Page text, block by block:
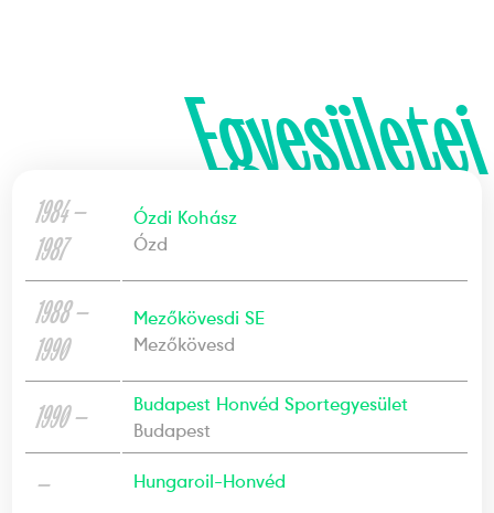
Egyesületei
1984 —
1987
Ózdi Kohász
Ózd
1988 —
1990
Mezőkövesdi SE
Mezőkövesd
1990 —
Budapest Honvéd Sportegyesület
Budapest
— Hungaroil-Honvéd